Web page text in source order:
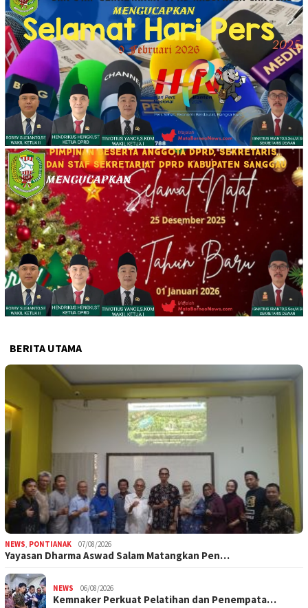
BERITA UTAMA
NEWS, PONTIANAK 07/08/2026
Yayasan Dharma Aswad Salam Matangkan Pen…
NEWS 06/08/2026
Kemnaker Perkuat Pelatihan dan Penempata…